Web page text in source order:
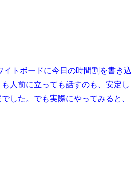
トボードに今日の時間割を書き込
人前に立っても話すのも、安定し
した。でも実際にやってみると、